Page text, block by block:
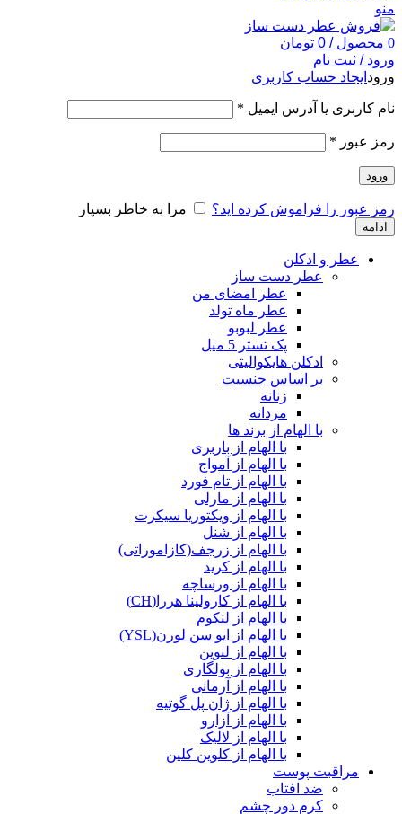
منو
0 محصول /
0 تومان
ورود / ثبت نام
ورود ایجاد حساب کاربری
نام کاربری یا آدرس ایمیل *
رمز عبور *
ورود
رمز عبور را فراموش کرده اید؟ مرا به خاطر بسپار
ادامه
عطر و ادکلن
عطر دست ساز
عطر امضای من
عطر ماه تولد
عطر لبوبو
پک تستر 5 میل
ادکلن هایکوالیتی
بر اساس جنسیت
زنانه
مردانه
با الهام از برند ها
با الهام از باربری
با الهام از آمواج
با الهام از تام فورد
با الهام از مارلی
با الهام از ویکتوریا سیکرت
با الهام از شنل
با الهام از زرجف(کازاموراتی)
با الهام از کرید
با الهام از ورساچه
با الهام از کارولینا هررا(CH)
با الهام از لنکوم
با الهام از ایو سن لورن(YSL)
با الهام از لنوین
با الهام از بولگاری
با الهام از آرمانی
با الهام از ژان پل گوتیه
با الهام از آزارو
با الهام از لالیک
با الهام از کلوین کلین
مراقبت پوست
ضد افتاب
کرم دور چشم